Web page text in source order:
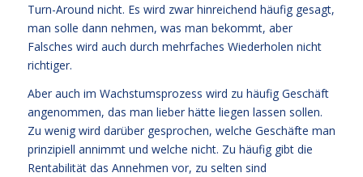
Turn-Around nicht. Es wird zwar hinreichend häufig gesagt,
man solle dann nehmen, was man bekommt, aber
Falsches wird auch durch mehrfaches Wiederholen nicht
richtiger.
Aber auch im Wachstumsprozess wird zu häufig Geschäft
angenommen, das man lieber hätte liegen lassen sollen.
Zu wenig wird darüber gesprochen, welche Geschäfte man
prinzipiell annimmt und welche nicht. Zu häufig gibt die
Rentabilität das Annehmen vor, zu selten sind